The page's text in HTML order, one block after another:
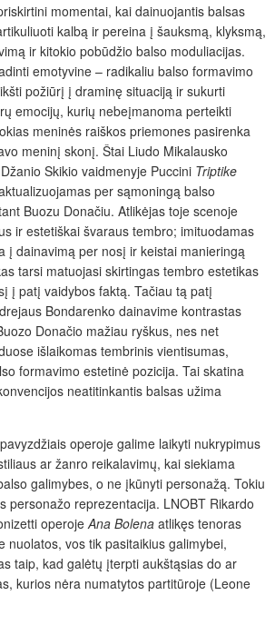
momentai, kai dainuojantis balsas
kalbą ir pereina į šauksmą, klyksmą,
ir kitokio pobūdžio balso moduliacijas.
emotyvine – radikaliu balso formavimo
požiūrį į draminę situaciją ir sukurti
emocijų, kurių nebeįmanoma perteikti
meninės raiškos priemones pasirenka
meninį skonį. Štai Liudo Mikalausko
Skikio vaidmenyje Puccini Triptike
per sąmoningą balso
Buozu Donačiu. Atlikėjas toje scenoje
ir estetiškai švaraus tembro; imituodamas
į dainavimą per nosį ir keistai manieringą
tarsi matuojasi skirtingas tembro estetikas
į patį vaidybos faktą. Tačiau tą patį
Bondarenko dainavime kontrastas
Donačio mažiau ryškus, nes net
išlaikomas tembrinis vientisumas,
formavimo estetinė pozicija. Tai skatina
neatitinkantis balsas užima
pavyzdžiais operoje galime laikyti nukrypimus
ar žanro reikalavimų, kai siekiama
galimybes, o ne įkūnyti personažą. Tokiu
personažo reprezentacija. LNOBT Rikardo
operoje Ana Bolena atlikęs tenoras
nuolatos, vos tik pasitaikius galimybei,
taip, kad galėtų įterpti aukštąsias do ar
kurios nėra numatytos partitūroje (Leone